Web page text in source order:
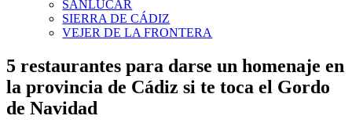
SANLÚCAR
SIERRA DE CÁDIZ
VEJER DE LA FRONTERA
5 restaurantes para darse un homenaje en
la provincia de Cádiz si te toca el Gordo
de Navidad